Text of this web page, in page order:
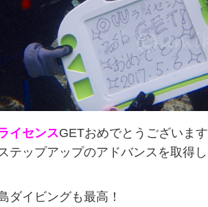
イセンスGETおめでとうございま
テップアップのアドバンスを取得
ダイビングも最高！